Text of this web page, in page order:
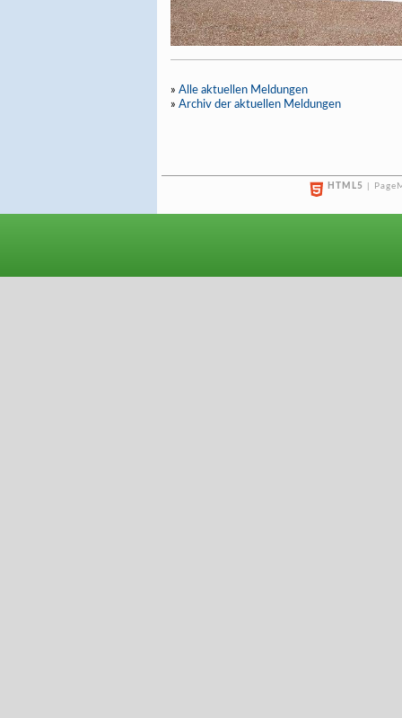
» Alle aktuellen Meldungen
» Archiv der aktuellen Meldungen
HTML5 |